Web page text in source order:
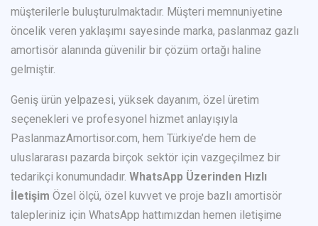
müşterilerle buluşturulmaktadır. Müşteri memnuniyetine
öncelik veren yaklaşımı sayesinde marka, paslanmaz gazlı
amortisör alanında güvenilir bir çözüm ortağı haline
gelmiştir.
Geniş ürün yelpazesi, yüksek dayanım, özel üretim
seçenekleri ve profesyonel hizmet anlayışıyla
PaslanmazAmortisor.com, hem Türkiye’de hem de
uluslararası pazarda birçok sektör için vazgeçilmez bir
tedarikçi konumundadır. WhatsApp Üzerinden Hızlı
İletişim Özel ölçü, özel kuvvet ve proje bazlı amortisör
talepleriniz için WhatsApp hattımızdan hemen iletişime